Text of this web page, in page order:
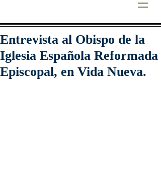
Entrevista al Obispo de la
Iglesia Española Reformada
Episcopal, en Vida Nueva.